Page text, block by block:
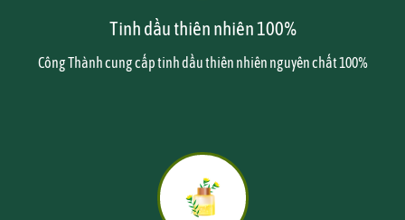
Tinh dầu thiên nhiên 100%
Công Thành cung cấp tinh dầu thiên nhiên nguyên chất 100%